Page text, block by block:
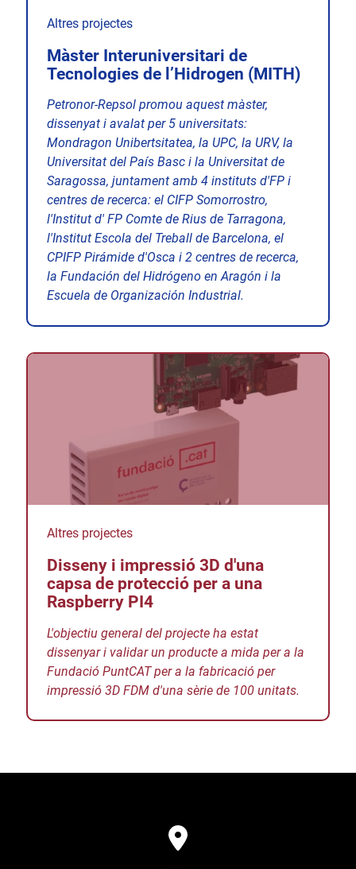
Altres projectes
Màster Interuniversitari de
Tecnologies de l’Hidrogen (MITH)
Petronor-Repsol promou aquest màster,
dissenyat i avalat per 5 universitats:
Mondragon Unibertsitatea, la UPC, la URV, la
Universitat del País Basc i la Universitat de
Saragossa, juntament amb 4 instituts d'FP i
centres de recerca: el CIFP Somorrostro,
l'Institut d' FP Comte de Rius de Tarragona,
l'Institut Escola del Treball de Barcelona, el
CPIFP Pirámide d'Osca i 2 centres de recerca,
la Fundación del Hidrógeno en Aragón i la
Escuela de Organización Industrial.
Altres projectes
Disseny i impressió 3D d'una
capsa de protecció per a una
Raspberry PI4
L'objectiu general del projecte ha estat
dissenyar i validar un producte a mida per a la
Fundació PuntCAT per a la fabricació per
impressió 3D FDM d'una sèrie de 100 unitats.